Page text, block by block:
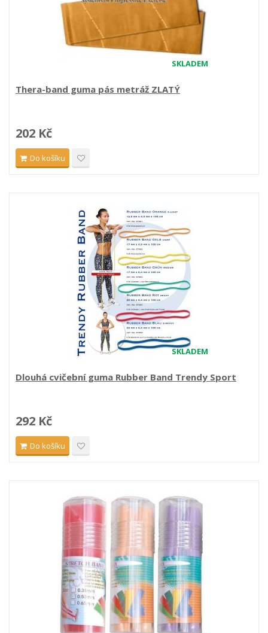
SKLADEM
Thera-band guma pás metráž ZLATÝ
202 Kč
Do košíku
SKLADEM
Dlouhá cvičební guma Rubber Band Trendy Sport
292 Kč
Do košíku